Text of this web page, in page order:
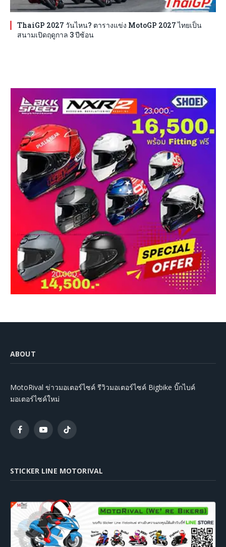
ThaiGP 2027 วันไหน? ตารางแข่ง MotoGP 2027 ไทยเป็น
สนามเปิดฤดูกาล 3 ปีซ้อน
ABOUT
MotoRival ข่าวมอเตอร์ไซค์ รีวิวมอเตอร์ไซค์ Bigbike บิ๊กไบค์
มอเตอร์ไซค์ใหม่
FacebookYouTubeTikTok
STICKER LINE MOTORIVAL